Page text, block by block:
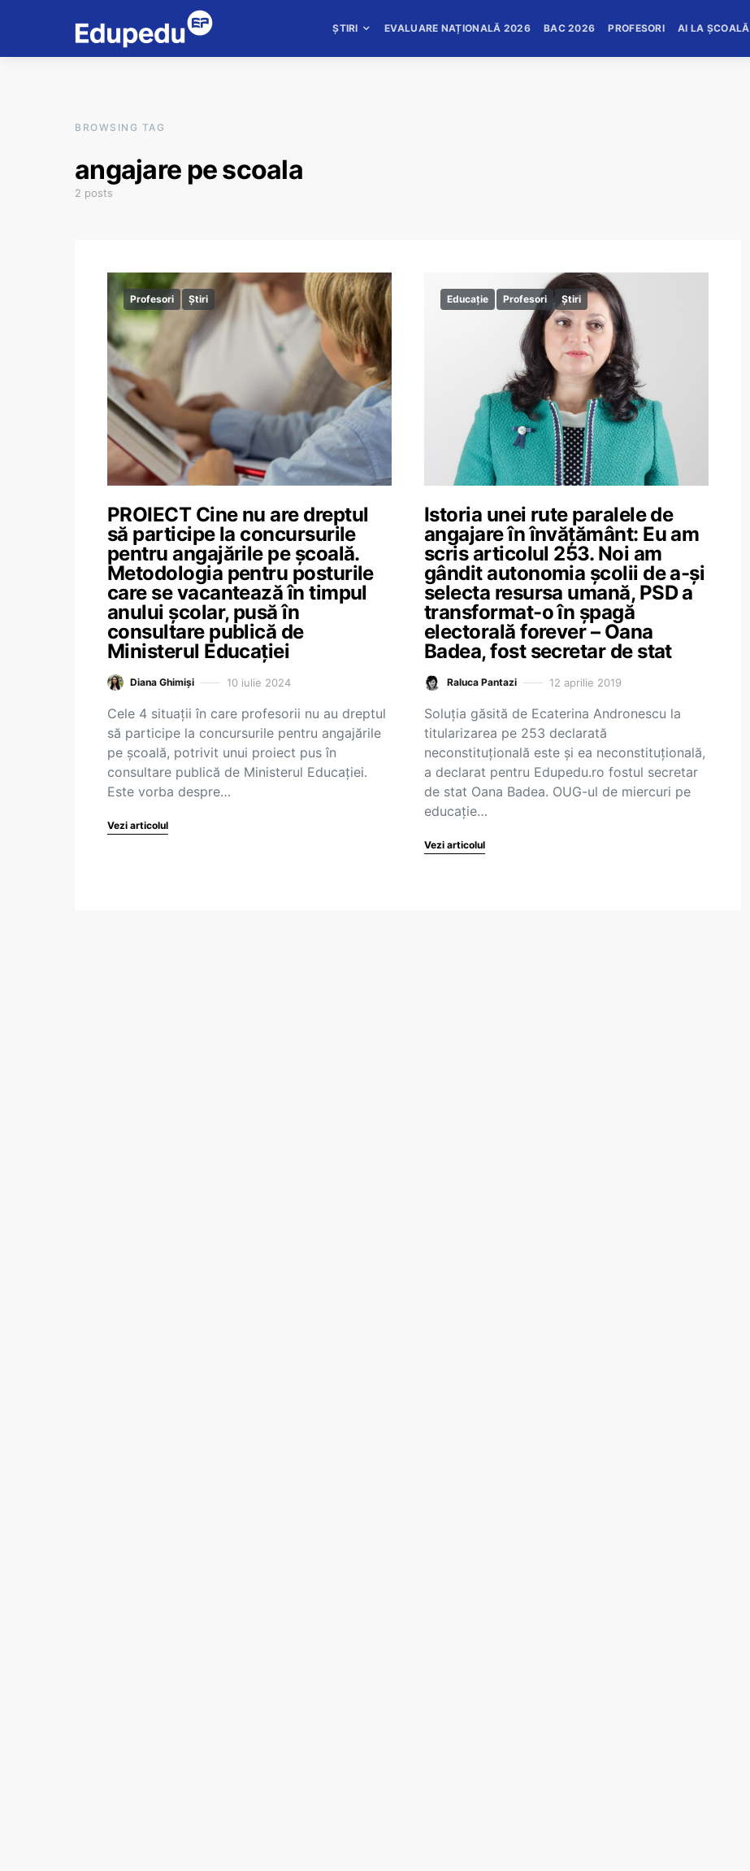
ȘTIRI EVALUARE NAȚIONALĂ 2026 BAC 2026 PROFESORI AI LA ȘCOALĂ
BROWSING TAG
angajare pe scoala
2 posts
Profesori Știri
PROIECT Cine nu are dreptul
să participe la concursurile
pentru angajările pe școală.
Metodologia pentru posturile
care se vacantează în timpul
anului școlar, pusă în
consultare publică de
Ministerul Educației
Diana Ghimiși 10 iulie 2024
Cele 4 situații în care profesorii nu au dreptul
să participe la concursurile pentru angajările
pe școală, potrivit unui proiect pus în
consultare publică de Ministerul Educației.
Este vorba despre…
Vezi articolul
Educație Profesori Știri
Istoria unei rute paralele de
angajare în învățământ: Eu am
scris articolul 253. Noi am
gândit autonomia școlii de a-și
selecta resursa umană, PSD a
transformat-o în șpagă
electorală forever – Oana
Badea, fost secretar de stat
Raluca Pantazi 12 aprilie 2019
Soluția găsită de Ecaterina Andronescu la
titularizarea pe 253 declarată
neconstituțională este și ea neconstituțională,
a declarat pentru Edupedu.ro fostul secretar
de stat Oana Badea. OUG-ul de miercuri pe
educație…
Vezi articolul